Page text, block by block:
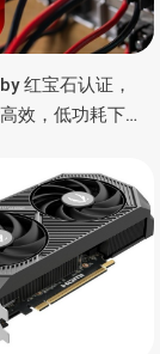
红宝石认证，
效，低功耗下